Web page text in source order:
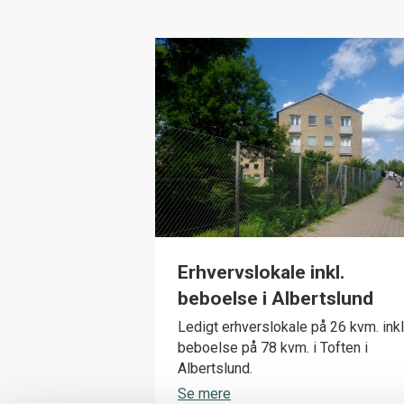
Erhvervslokale inkl.
beboelse i Albertslund
Ledigt erhverslokale på 26 kvm.
beboelse på 78 kvm. i Toften i
Albertslund.
Se mere